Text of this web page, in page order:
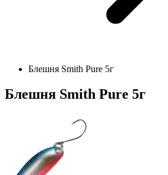
Блешня Smith Pure 5г
Блешня Smith Pure 5г